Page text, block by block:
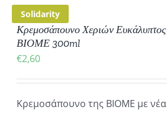
Solidarity
Κρεμοσάπουνο Χεριών Ευκάλυπτος
ΒΙΟΜΕ 300ml
€2,60
Κρεμοσάπουνο της ΒΙΟΜΕ με νέα